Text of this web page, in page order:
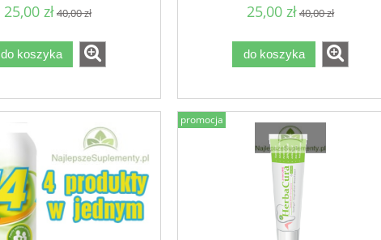
25,00 zł40,00 zł
do koszyka
25,00 zł40,00 zł
do koszyka
promocja